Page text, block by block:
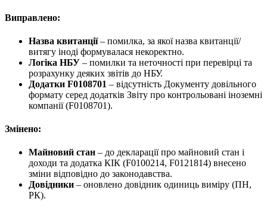
Виправлено:
Назва квитанції– помилка, за якої назва квитанції/
витягу іноді формувалася некоректно.
Логіка НБУ – помилки та неточності при перевірці та
розрахунку деяких звітів до НБУ.
Додатки F0108701 – відсутність Документу довільного
формату серед додатків Звіту про контрольовані іноземні
компанії (F0108701).
Змінено:
Майновий стан – до декларації про майновий стан і
доходи та додатка КІК (F0100214, F0121814) внесено
зміни відповідно до законодавства.
Довідники – оновлено довідник одиниць виміру (ПН,
РК).